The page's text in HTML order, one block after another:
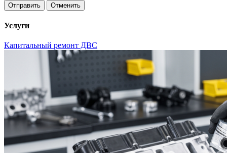
Отменить
Услуги
Капитальный ремонт ДВС